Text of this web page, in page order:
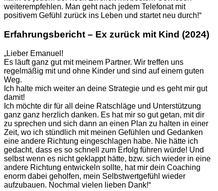
weiterempfehlen. Man geht nach jedem Telefonat mit
positivem Gefühl zurück ins Leben und startet neu durch!“
Erfahrungsbericht – Ex zurück mit Kind (2024)
„Lieber Emanuel!
Es läuft ganz gut mit meinem Partner. Wir treffen uns
regelmäßig mit und ohne Kinder und sind auf einem guten
Weg.
Ich halte mich weiter an deine Strategie und es geht mir gut
damit!
Ich möchte dir für all deine Ratschläge und Unterstützung
ganz ganz herzlich danken. Es hat mir so gut getan, mit dir
zu sprechen und sich dann an einen Plan zu halten in einer
Zeit, wo ich stündlich mit meinen Gefühlen und Gedanken
eine andere Richtung eingeschlagen habe. Nie hätte ich
gedacht, dass es so schnell zum Erfolg führen würde! Und
selbst wenn es nicht geklappt hätte, bzw. sich wieder in eine
andere Richtung entwickeln sollte, hat mir dein Coaching
enorm dabei geholfen, mein Selbstwertgefühl wieder
aufzubauen. Nochmal vielen lieben Dank!“